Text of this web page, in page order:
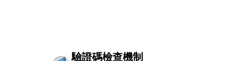
驗證碼檢查機制